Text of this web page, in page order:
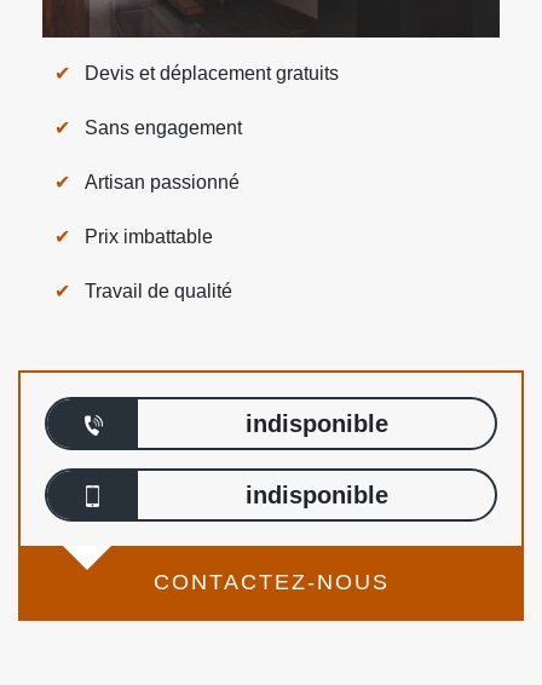
Devis et déplacement gratuits
Sans engagement
Artisan passionné
Prix imbattable
Travail de qualité
indisponible
indisponible
CONTACTEZ-NOUS